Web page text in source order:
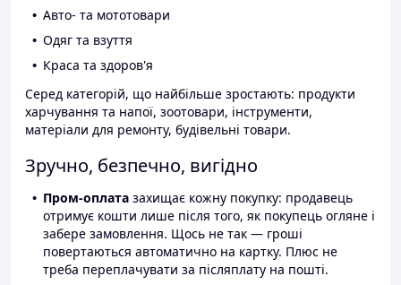
Авто- та мототовари
Одяг та взуття
Краса та здоров'я
Серед категорій, що найбільше зростають: продукти
харчування та напої, зоотовари, інструменти,
матеріали для ремонту, будівельні товари.
Зручно, безпечно, вигідно
Пром-оплата захищає кожну покупку: продавець
отримує кошти лише після того, як покупець огляне і
забере замовлення. Щось не так — гроші
повертаються автоматично на картку. Плюс не
треба переплачувати за післяплату на пошті.